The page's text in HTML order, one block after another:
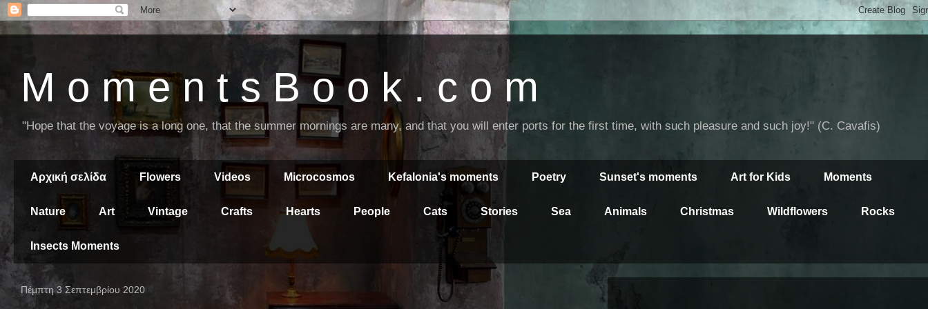
M o m e n t s B o o k . c o m
"Hope that the voyage is a long one, that the summer mornings are many, and that you will enter ports for the first time, with such pleasure and such joy!" (C. Cavafis)
Αρχική σελίδα Flowers Videos Microcosmos Kefalonia's moments Poetry Sunset's moments Art for Kids Moments
Nature Art Vintage Crafts Hearts People Cats Stories Sea Animals Christmas Wildflowers Rocks
Insects Moments
Πέμπτη 3 Σεπτεμβρίου 2020